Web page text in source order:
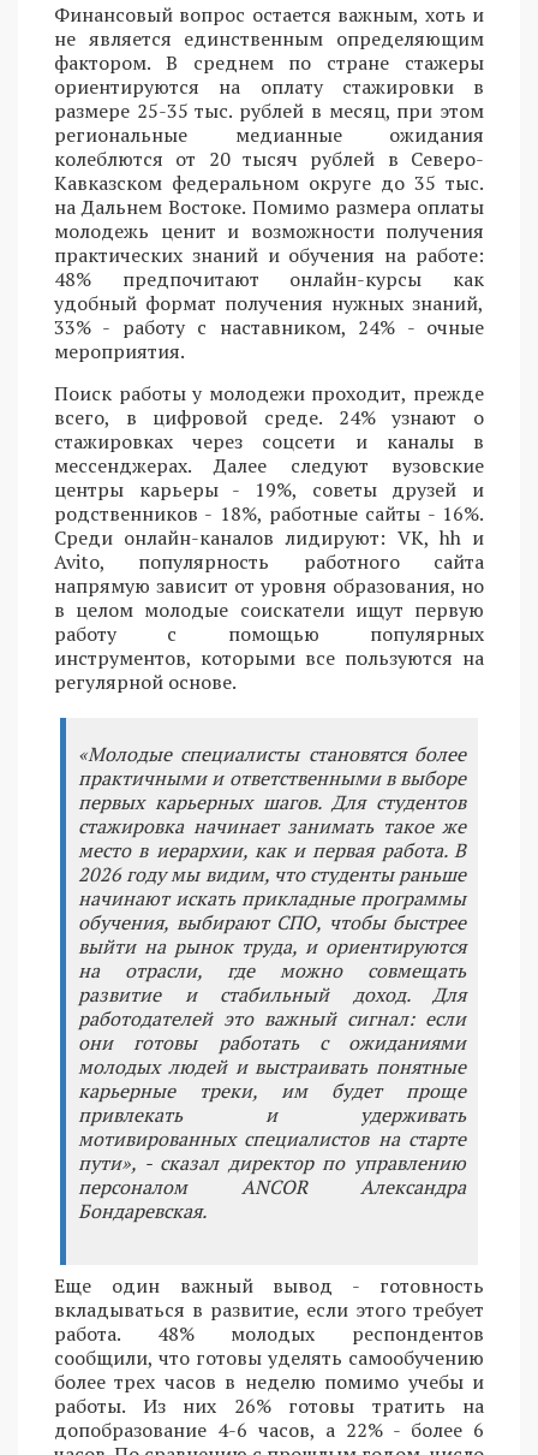
Финансовый вопрос остается важным, хоть и
не является единственным определяющим
фактором. В среднем по стране стажеры
ориентируются на оплату стажировки в
размере 25-35 тыс. рублей в месяц, при этом
региональные медианные ожидания
колеблются от 20 тысяч рублей в Северо-
Кавказском федеральном округе до 35 тыс.
на Дальнем Востоке. Помимо размера оплаты
молодежь ценит и возможности получения
практических знаний и обучения на работе:
48% предпочитают онлайн-курсы как
удобный формат получения нужных знаний,
33% - работу с наставником, 24% - очные
мероприятия.
Поиск работы у молодежи проходит, прежде
всего, в цифровой среде. 24% узнают о
стажировках через соцсети и каналы в
мессенджерах. Далее следуют вузовские
центры карьеры - 19%, советы друзей и
родственников - 18%, работные сайты - 16%.
Среди онлайн-каналов лидируют: VK, hh и
Avito, популярность работного сайта
напрямую зависит от уровня образования, но
в целом молодые соискатели ищут первую
работу с помощью популярных
инструментов, которыми все пользуются на
регулярной основе.
«Молодые специалисты становятся более
практичными и ответственными в выборе
первых карьерных шагов. Для студентов
стажировка начинает занимать такое же
место в иерархии, как и первая работа. В
2026 году мы видим, что студенты раньше
начинают искать прикладные программы
обучения, выбирают СПО, чтобы быстрее
выйти на рынок труда, и ориентируются
на отрасли, где можно совмещать
развитие и стабильный доход. Для
работодателей это важный сигнал: если
они готовы работать с ожиданиями
молодых людей и выстраивать понятные
карьерные треки, им будет проще
привлекать и удерживать
мотивированных специалистов на старте
пути», - сказал директор по управлению
персоналом ANCOR Александра
Бондаревская.
Еще один важный вывод - готовность
вкладываться в развитие, если этого требует
работа. 48% молодых респондентов
сообщили, что готовы уделять самообучению
более трех часов в неделю помимо учебы и
работы. Из них 26% готовы тратить на
допобразование 4-6 часов, а 22% - более 6